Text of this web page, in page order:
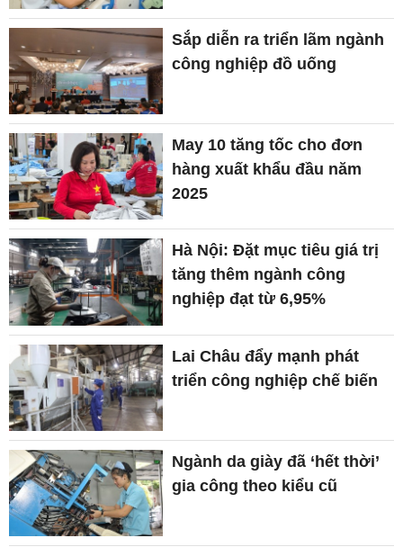
Sắp diễn ra triển lãm ngành
công nghiệp đồ uống
May 10 tăng tốc cho đơn
hàng xuất khẩu đầu năm
2025
Hà Nội: Đặt mục tiêu giá trị
tăng thêm ngành công
nghiệp đạt từ 6,95%
Lai Châu đẩy mạnh phát
triển công nghiệp chế biến
Ngành da giày đã ‘hết thời’
gia công theo kiểu cũ